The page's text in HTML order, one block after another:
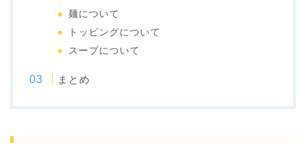
麺について
トッピングについて
スープについて
まとめ